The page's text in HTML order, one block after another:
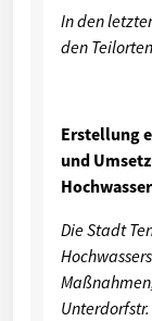
In den
den
Erstellung
und
Die Stadt